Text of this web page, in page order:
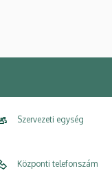
Szervezeti egység
Központi telefonszám